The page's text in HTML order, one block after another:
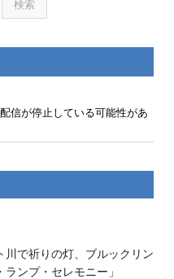
信が停止している可能性があ
川で祈りの灯、ブルックリン
ンプ・セレモニー」